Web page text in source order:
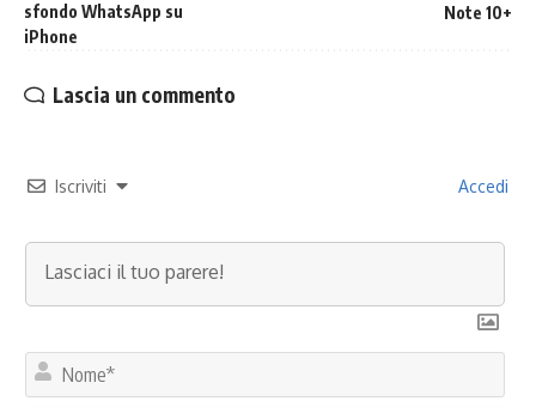
sfondo WhatsApp su
iPhone
Note 10+
Lascia un commento
Iscriviti Accedi